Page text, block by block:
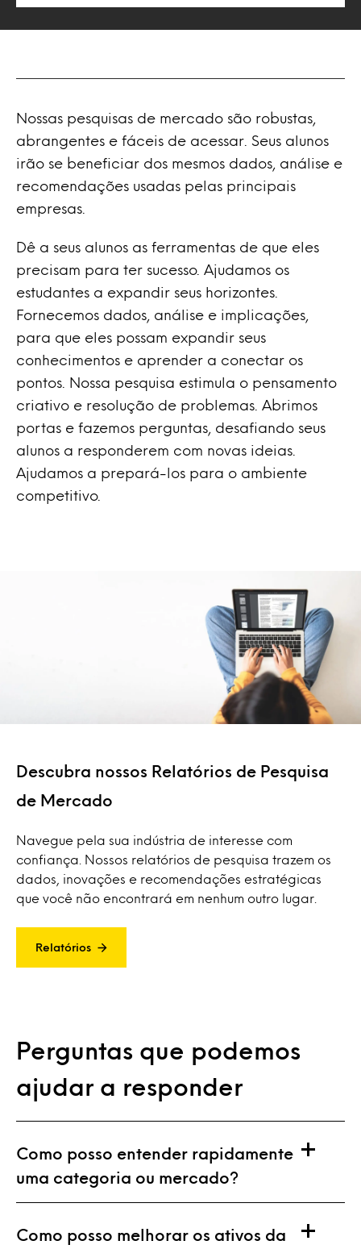
Nossas pesquisas de mercado são robustas,
abrangentes e fáceis de acessar. Seus alunos
irão se beneficiar dos mesmos dados, análise e
recomendações usadas pelas principais
empresas.
Dê a seus alunos as ferramentas de que eles
precisam para ter sucesso. Ajudamos os
estudantes a expandir seus horizontes.
Fornecemos dados, análise e implicações,
para que eles possam expandir seus
conhecimentos e aprender a conectar os
pontos. Nossa pesquisa estimula o pensamento
criativo e resolução de problemas. Abrimos
portas e fazemos perguntas, desafiando seus
alunos a responderem com novas ideias.
Ajudamos a prepará-los para o ambiente
competitivo.
Descubra nossos Relatórios de Pesquisa
de Mercado
Navegue pela sua indústria de interesse com
confiança. Nossos relatórios de pesquisa trazem os
dados, inovações e recomendações estratégicas
que você não encontrará em nenhum outro lugar.
Relatórios
Perguntas que podemos
ajudar a responder
Como posso entender rapidamente
uma categoria ou mercado?
Como posso melhorar os ativos da